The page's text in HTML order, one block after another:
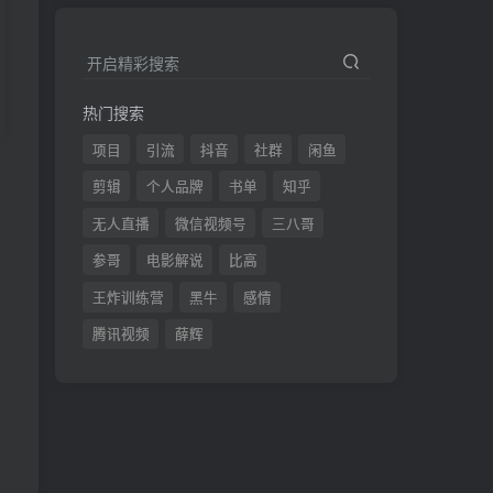
开启精彩搜索
热门搜索
项目 引流 抖音 社群
闲鱼
剪辑
个人品牌 书单
知乎
无人直播
微信视频号
三八哥
参哥
电影解说
比高
王炸训练营
黑牛
感情
腾讯视频
薛辉